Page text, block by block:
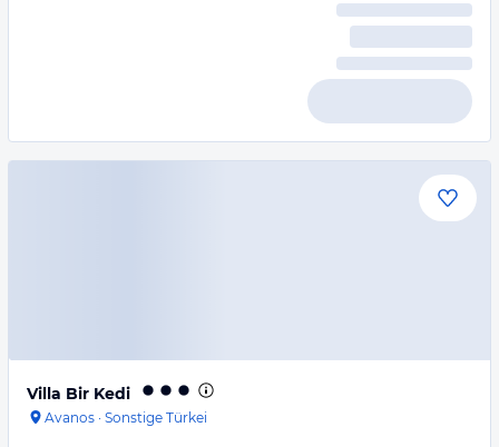
Villa Bir Kedi
Avanos · Sonstige Türkei